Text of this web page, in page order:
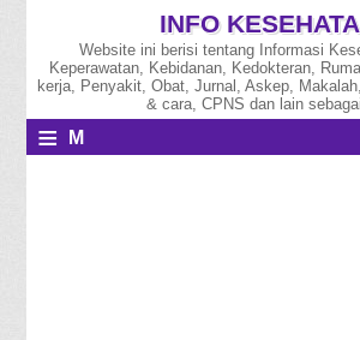
INFO
Website ini berisi tentang Informasi
Keperawatan, Kebidanan, Kedokteran,
kerja, Penyakit, Obat, Jurnal, Askep,
& cara, CPNS dan lain
≡
M